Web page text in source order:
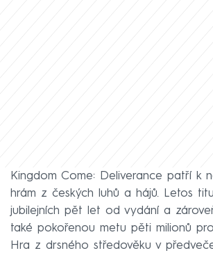
Kingdom Come: Deliverance patří k
hrám z českých luhů a hájů. Letos
jubilejních pět let od vydání a
také pokořenou metu pěti milionů
Hra z drsného středověku v